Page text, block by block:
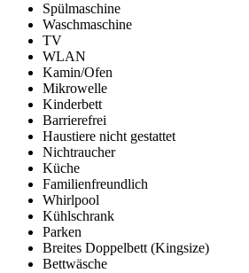
Spülmaschine
Waschmaschine
TV
WLAN
Kamin/Ofen
Mikrowelle
Kinderbett
Barrierefrei
Haustiere nicht gestattet
Nichtraucher
Küche
Familienfreundlich
Whirlpool
Kühlschrank
Parken
Breites Doppelbett (Kingsize)
Bettwäsche